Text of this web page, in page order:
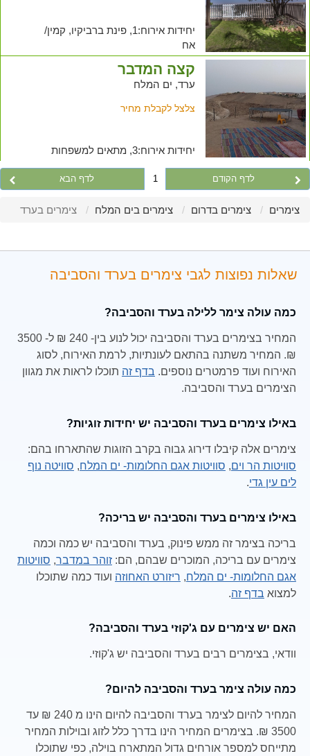
יחידות אירוח:1, פינת ברביקיו, קמין/
אח
קצה המדבר
ערד, ים המלח
צלצל לקבלת מחיר
יחידות אירוח:3, מתאים למשפחות
לדף הקודם 1 לדף הבא
צימרים צימרים בדרום צימרים בים המלח צימרים בערד
שאלות נפוצות לגבי צימרים בערד והסביבה
כמה עולה צימר ללילה בערד והסביבה?
המחיר בצימרים בערד והסביבה יכול לנוע בין- 240 ₪ ל- 3500
₪. המחיר משתנה בהתאם לעונתיות, לרמת האירוח, לסוג
האירוח ועוד פרמטרים נוספים. בדף זה תוכלו לראות את מגוון
הצימרים בערד והסביבה.
באילו צימרים בערד והסביבה יש יחידות זוגיות?
צימרים אלה קיבלו דירוג גבוה בקרב הזוגות שהתארחו בהם:
סוויטות הר וים, סוויטות אגם החלומות- ים המלח, סוויטה נוף
לים עין גדי.
באילו צימרים בערד והסביבה יש בריכה?
בריכה בצימר זה ממש פינוק, בערד והסביבה יש כמה וכמה
צימרים עם בריכה, המוכרים שבהם, הם: זוהר במדבר, סוויטות
אגם החלומות- ים המלח, ריזורט האחוזה ועוד כמה שתוכלו
למצוא בדף זה.
האם יש צימרים עם ג'קוזי בערד והסביבה?
וודאי, בצימרים רבים בערד והסביבה יש ג'קוזי.
כמה עולה צימר בערד והסביבה להיום?
המחיר להיום לצימר בערד והסביבה להיום הינו מ 240 ₪ עד
3500 ₪. בצימרים המחיר הינו בדרך כלל לזוג ובוילות המחיר
מתייחס למספר אורחים גדול המתארח בוילה, כפי שתוכלו